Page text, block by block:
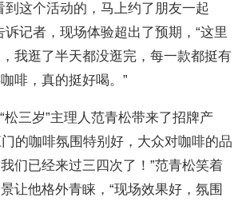
到这个活动的，马上约了朋友一起
诉记者，现场体验超出了预期，“这里
我逛了半天都没逛完，每一款都挺有
啡，真的挺好喝。”
松三岁”主理人范青松带来了招牌产
门的咖啡氛围特别好，大众对咖啡的品
们已经来过三四次了！”范青松笑着
让他格外青睐，“现场效果好，氛围